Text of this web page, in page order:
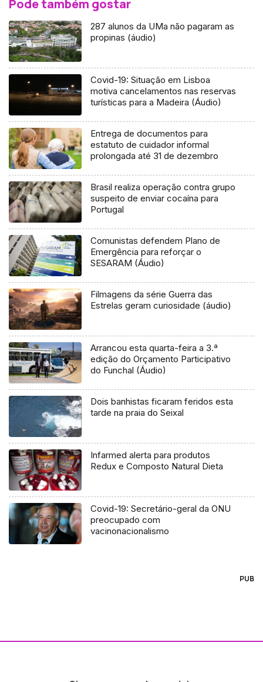
Pode também gostar
287 alunos da UMa não pagaram as
propinas (áudio)
Covid-19: Situação em Lisboa
motiva cancelamentos nas reservas
turísticas para a Madeira (Áudio)
Entrega de documentos para
estatuto de cuidador informal
prolongada até 31 de dezembro
Brasil realiza operação contra grupo
suspeito de enviar cocaína para
Portugal
Comunistas defendem Plano de
Emergência para reforçar o
SESARAM (Áudio)
Filmagens da série Guerra das
Estrelas geram curiosidade (áudio)
Arrancou esta quarta-feira a 3.ª
edição do Orçamento Participativo
do Funchal (Áudio)
Dois banhistas ficaram feridos esta
tarde na praia do Seixal
Infarmed alerta para produtos
Redux e Composto Natural Dieta
Covid-19: Secretário-geral da ONU
preocupado com
vacinonacionalismo
PUB